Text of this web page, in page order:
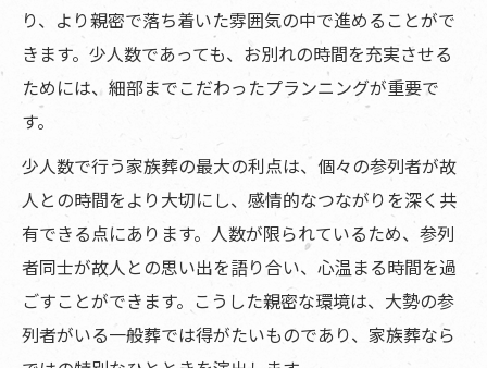
り、より親密で落ち着いた雰囲気の中で進めることがで
きます。少人数であっても、お別れの時間を充実させる
ためには、細部までこだわったプランニングが重要で
す。
少人数で行う家族葬の最大の利点は、個々の参列者が故
人との時間をより大切にし、感情的なつながりを深く共
有できる点にあります。人数が限られているため、参列
者同士が故人との思い出を語り合い、心温まる時間を過
ごすことができます。こうした親密な環境は、大勢の参
列者がいる一般葬では得がたいものであり、家族葬なら